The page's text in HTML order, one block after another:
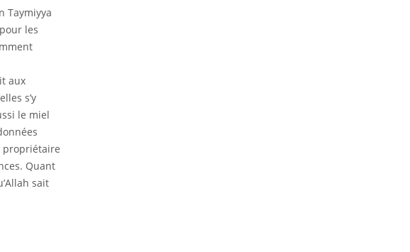
Taymiyya
les
aux
s’y
le miel
propriétaire
Quant
sait